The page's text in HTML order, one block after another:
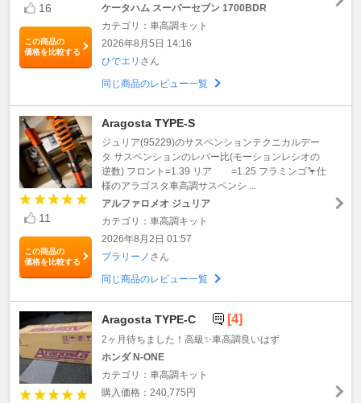
16
この商品の
価格を比較する
ケータハム スーパーセブン 1700BDR
カテゴリ：車高調キット
2026年8月5日 14:16
ひでエリ さん
同じ商品のレビュー一覧
11
この商品の
価格を比較する
Aragosta TYPE-S
ジュリア(95229)のサスペンションテクニカルデー
タ サスペンションのレバー比(モーションレシオの
逆数) フロント=1.39 リア =1.25 フラミンゴ🦩仕
様のアラゴスタ車高調サスペンシ ...
アルファロメオ ジュリア
カテゴリ：車高調キット
2026年8月2日 01:57
ブラリーノ さん
同じ商品のレビュー一覧
Aragosta TYPE-C [4]
2ヶ月待ちました！高級✨車高調良いはず
ホンダ N-ONE
カテゴリ：車高調キット
購入価格：240,775円